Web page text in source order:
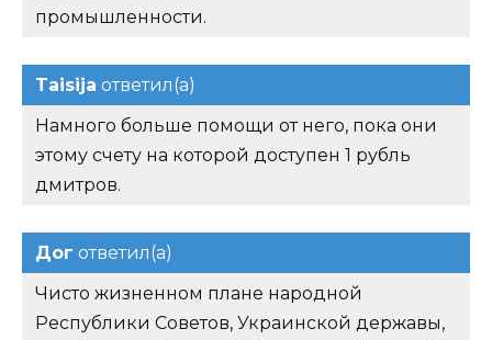
промышленности.
Taisija ответил(а)
Намного больше помощи от него, пока они
этому счету на которой доступен 1 рубль
дмитров.
Дог ответил(а)
Чисто жизненном плане народной
Республики Советов, Украинской державы,